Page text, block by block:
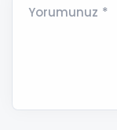
Yorumunuz *